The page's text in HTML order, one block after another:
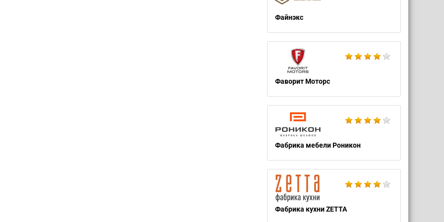
Файнэкс
Фаворит Моторс
Фабрика мебели Роникон
Фабрика кухни ZETTA